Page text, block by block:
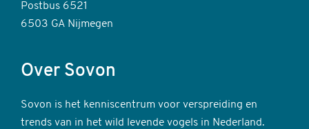
Postbus 6521
6503 GA Nijmegen
Over Sovon
Sovon is het kenniscentrum voor verspreiding en
trends van in het wild levende vogels in Nederland.